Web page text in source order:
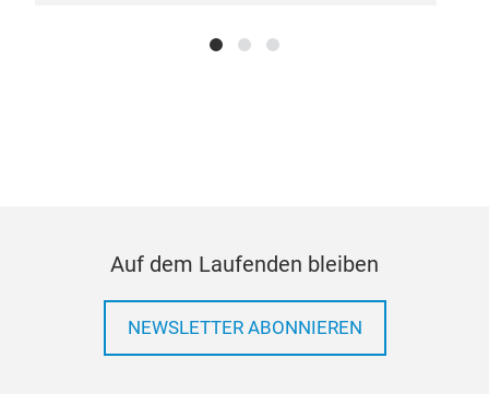
Auf dem Laufenden bleiben
NEWSLETTER ABONNIEREN